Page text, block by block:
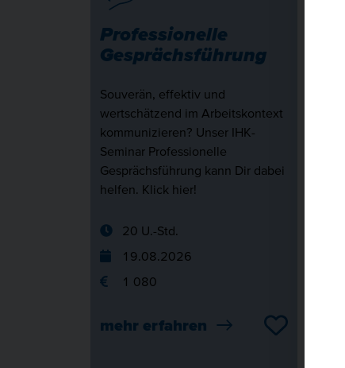
Professionelle
Gesprächsführung
Souverän, effektiv und
wertschätzend im Arbeitskontext
kommunizieren? Unser IHK-
Seminar Professionelle
Gesprächsführung kann Dir dabei
helfen. Klick hier!
20 U.-Std.
19.08.2026
1 080
mehr erfahren